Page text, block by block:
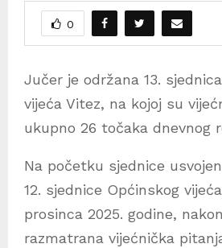
0
Jučer je održana 13.
vijeća Vitez, na kojoj su
ukupno 26 točaka dnevnog
Na početku sjednice
12. sjednice Općinskog
prosinca 2025. godine,
razmatrana vijećnička